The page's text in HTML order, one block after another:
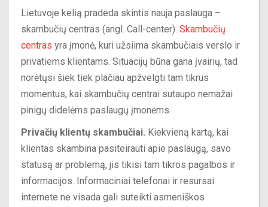
Lietuvoje kelią pradeda skintis nauja paslauga –
skambučių centras (angl. Call-center). Skambučių
centras yra įmonė, kuri užsiima skambučiais verslo ir
privatiems klientams. Situacijų būna gana įvairių, tad
norėtųsi šiek tiek plačiau apžvelgti tam tikrus
momentus, kai skambučių centrai sutaupo nemažai
pinigų didelėms paslaugų įmonėms.
Privačių klientų skambučiai. Kiekvieną kartą, kai
klientas skambina pasiteirauti apie paslaugą, savo
statusą ar problemą, jis tikisi tam tikros pagalbos ir
informacijos. Informaciniai telefonai ir resursai
internete ne visada gali suteikti asmeniškos